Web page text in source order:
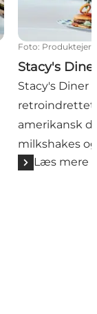
Foto: Produktejer
Stacy's
Stacy's Diner
amerikansk
milkshakes
Læs mere